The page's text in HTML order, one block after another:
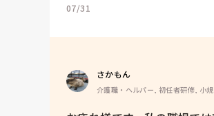
07/31
さかもん
介護職・ヘルパー, 初任者研修, 小